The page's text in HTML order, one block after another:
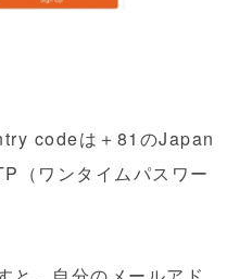
codeは＋81のJapan
（ワンタイムパスワー